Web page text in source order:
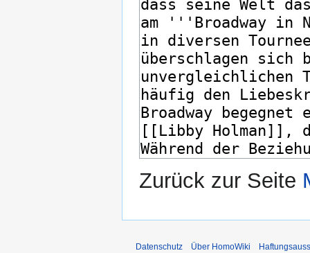
Zurück zur Seite
Datenschutz Über HomoWiki